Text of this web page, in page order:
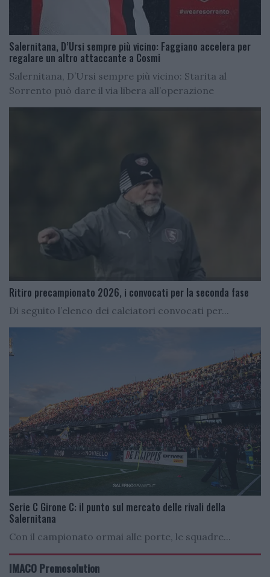
Salernitana, D’Ursi sempre più vicino: Faggiano accelera per
regalare un altro attaccante a Cosmi
Salernitana, D’Ursi sempre più vicino: Starita al
Sorrento può dare il via libera all’operazione
Ritiro precampionato 2026, i convocati per la seconda fase
Di seguito l’elenco dei calciatori convocati per...
Serie C Girone C: il punto sul mercato delle rivali della
Salernitana
Con il campionato ormai alle porte, le squadre...
IMACO Promosolution